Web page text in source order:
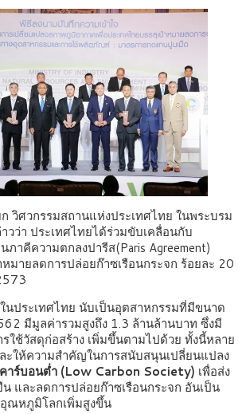
วิศวกรรมสถานแห่งประเทศไทย ในพระบรม
วว่า ประเทศไทยได้ร่วมขับเคลื่อนกับ
ภาคีความตกลงปารีส(Paris Agreement)
หมายลดการปล่อยก๊าซเรือนกระจก ร้อยละ 20
นประเทศไทย นับเป็นอุตสาหกรรมที่มีขนาด
มีมูลค่ารวมสูงถึง 1.3 ล้านล้านบาท ซึ่งมี
ใช้วัสดุก่อสร้าง เพิ่มขึ้นตามไปด้วย ทั้งนี้หลาย
ะให้ความสำคัญในการสนับสนุนเปลี่ยนแปลง
าร์บอนต่ำ (Low Carbon Society) เพื่อส่ง
น และลดการปล่อยก๊าซเรือนกระจก อันเป็น
ณหภูมิโลกเพิ่มสูงขึ้น